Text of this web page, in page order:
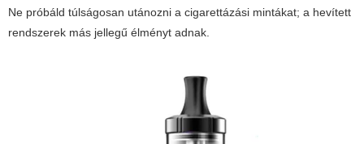
Ne próbáld túlságosan utánozni a cigarettázási mintákat; a hevített
rendszerek más jellegű élményt adnak.